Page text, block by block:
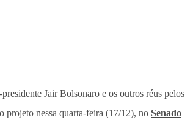
Jair Bolsonaro e os outros réus pelos
projeto nessa quarta-feira (17/12), no Senado